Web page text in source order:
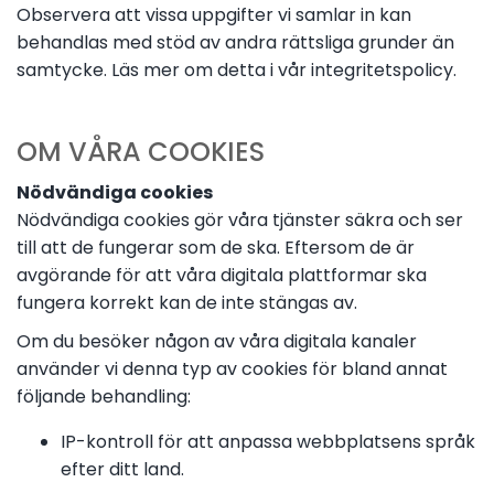
Observera att vissa uppgifter vi samlar in kan
behandlas med stöd av andra rättsliga grunder än
samtycke. Läs mer om detta i vår integritetspolicy.
OM VÅRA COOKIES
Nödvändiga cookies
Nödvändiga cookies gör våra tjänster säkra och ser
till att de fungerar som de ska. Eftersom de är
avgörande för att våra digitala plattformar ska
fungera korrekt kan de inte stängas av.
Om du besöker någon av våra digitala kanaler
använder vi denna typ av cookies för bland annat
följande behandling:
IP-kontroll för att anpassa webbplatsens språk
efter ditt land.